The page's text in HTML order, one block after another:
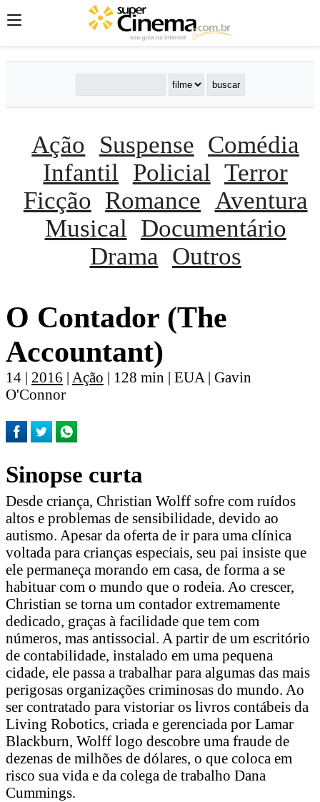
Ação Suspense Comédia
Infantil
Policial Terror
Ficção Romance Aventura
Musical
Documentário
Drama Outros
O Contador (The
Accountant)
14 | 2016 | Ação | 128 min | EUA | Gavin
O'Connor
Sinopse curta
Desde criança, Christian Wolff sofre com ruídos
altos e problemas de sensibilidade, devido ao
autismo. Apesar da oferta de ir para uma clínica
voltada para crianças especiais, seu pai insiste que
ele permaneça morando em casa, de forma a se
habituar com o mundo que o rodeia. Ao crescer,
Christian se torna um contador extremamente
dedicado, graças à facilidade que tem com
números, mas antissocial. A partir de um escritório
de contabilidade, instalado em uma pequena
cidade, ele passa a trabalhar para algumas das mais
perigosas organizações criminosas do mundo. Ao
ser contratado para vistoriar os livros contábeis da
Living Robotics, criada e gerenciada por Lamar
Blackburn, Wolff logo descobre uma fraude de
dezenas de milhões de dólares, o que coloca em
risco sua vida e da colega de trabalho Dana
Cummings.